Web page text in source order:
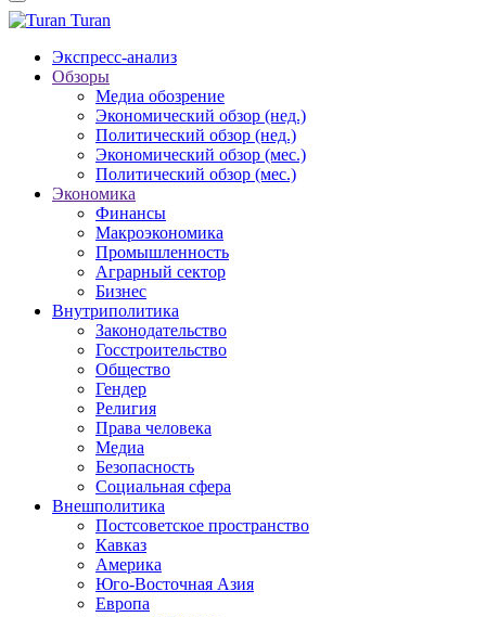
Turan
Экспресс-анализ
Обзоры
Медиа обозрение
Экономический обзор (нед.)
Политический обзор (нед.)
Экономический обзор (мес.)
Политический обзор (мес.)
Экономика
Финансы
Макроэкономика
Промышленность
Аграрный сектор
Бизнес
Внутриполитика
Законодательство
Госстроительство
Общество
Гендер
Религия
Права человека
Медиа
Безопасность
Социальная сфера
Внешполитика
Постсоветское пространство
Кавказ
Америка
Юго-Восточная Азия
Европа